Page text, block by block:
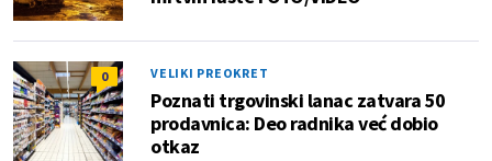
0 VELIKI PREOKRET
Poznati trgovinski lanac zatvara 50
prodavnica: Deo radnika već dobio
otkaz